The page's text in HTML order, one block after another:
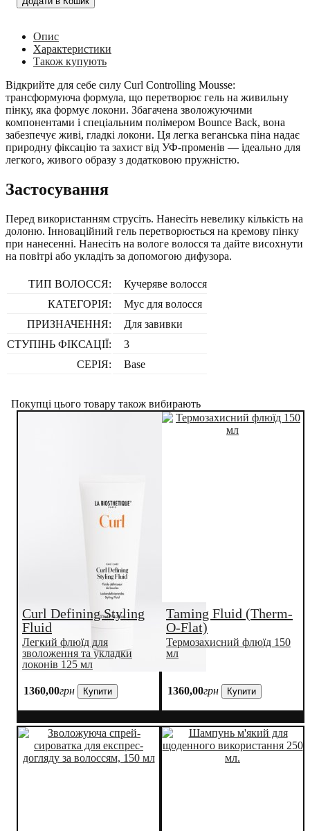
Опис
Характеристики
Також купують
Відкрийте для себе силу Curl Controlling Mousse:
трансформуюча формула, що перетворює гель на живильну
пінку, яка формує локони. Збагачена зволожуючими
компонентами і спеціальним полімером Bounce Back, вона
забезпечує живі, гладкі локони. Ця легка веганська піна надає
природну фіксацію та захист від УФ-променів — ідеально для
легкого, живого образу з додатковою пружністю.
Застосування
Перед використанням струсіть. Нанесіть невелику кількість на
долоню. Інноваційний гель перетворюється на кремову пінку
при нанесенні. Нанесіть на вологе волосся та дайте висохнути
на повітрі або укладіть за допомогою дифузора.
ТИП ВОЛОССЯ:
Кучеряве волосся
КАТЕГОРІЯ:
Мус для волосся
ПРИЗНАЧЕННЯ:
Для завивки
СТУПІНЬ ФІКСАЦІЇ:
3
СЕРІЯ:
Base
Покупці цього товару також вибирають
Curl Defining Styling
Fluid
Легкий флюїд для
зволоження та укладки
локонів 125 мл
1360,00грн Купити
Taming Fluid (Therm-
O-Flat)
Термозахисний флюїд 150
мл
1360,00грн Купити